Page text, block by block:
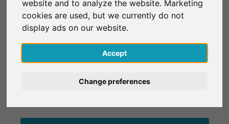
website and to analyze the website. Marketing
cookies are used, but we currently do not
display ads on our website.
Accept
Change preferences
OPPURE
E-mail*
Password*
Registrati gratis
English
Deutsch